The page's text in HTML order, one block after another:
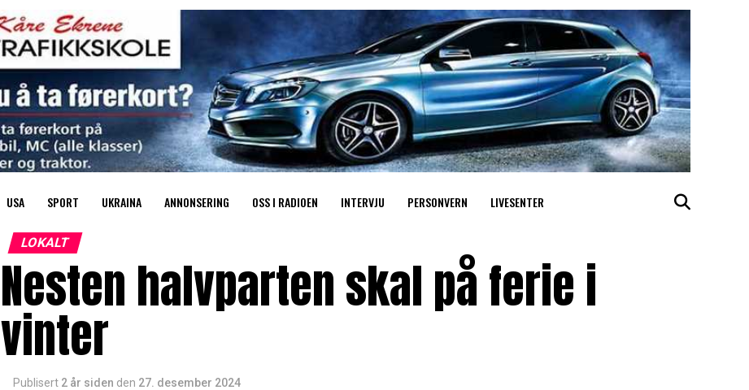
USA SPORT UKRAINA ANNONSERING OSS I RADIOEN INTERVJU PERSONVERN LIVESENTER
LOKALT
Nesten halvparten skal på ferie i
vinter
Publisert 2 år siden den 27. desember 2024